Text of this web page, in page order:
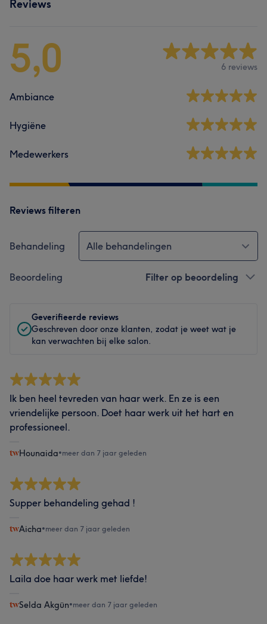
Reviews
5,0 6 reviews
Ambiance
Hygiëne
Medewerkers
Reviews filteren
Behandeling Alle behandelingen
Beoordeling Filter op beoordeling
Geverifieerde reviews
Geschreven door onze klanten, zodat je weet wat je
kan verwachten bij elke salon.
Ik ben heel tevreden van haar werk. En ze is een
vriendelijke persoon. Doet haar werk uit het hart en
professioneel.
Hounaida•meer dan 7 jaar geleden
Supper behandeling gehad !
Aicha•meer dan 7 jaar geleden
Laila doe haar werk met liefde!
Selda Akgün•meer dan 7 jaar geleden